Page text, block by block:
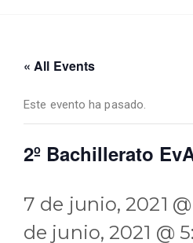
« All Events
Este evento ha pasado.
2º Bachillerato
7 de junio, 2021
de junio, 2021 @